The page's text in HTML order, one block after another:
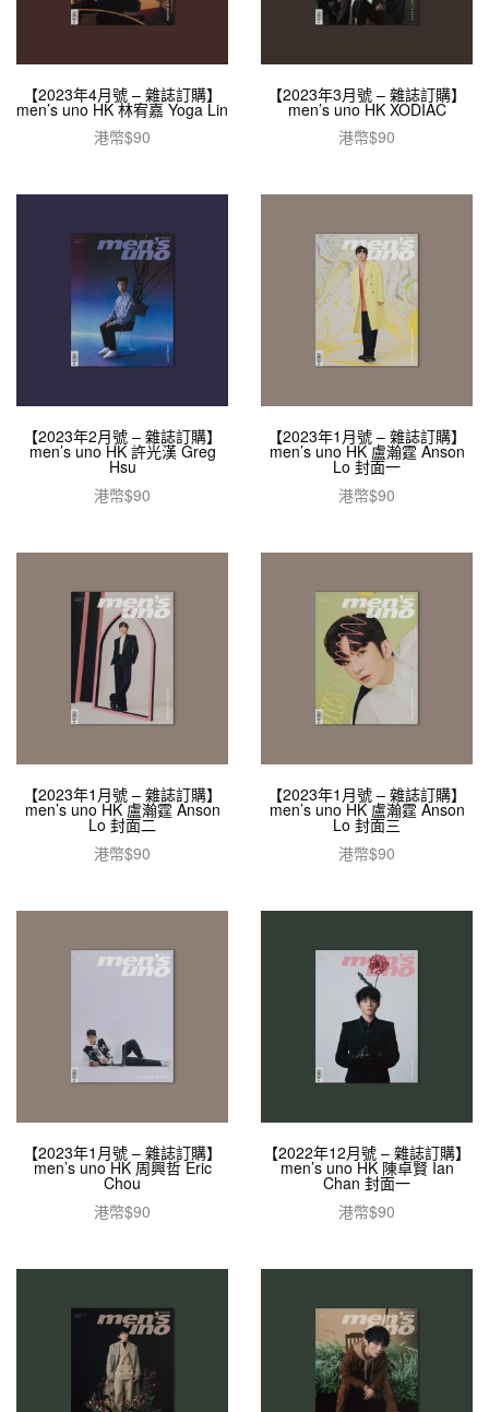
【2023年4月號 – 雜誌訂購】
men’s uno HK 林宥嘉 Yoga Lin
港幣$90
【2023年3月號 – 雜誌訂購】
men’s uno HK XODIAC
港幣$90
【2023年2月號 – 雜誌訂購】
men’s uno HK 許光漢 Greg
Hsu
港幣$90
【2023年1月號 – 雜誌訂購】
men’s uno HK 盧瀚霆 Anson
Lo 封面一
港幣$90
【2023年1月號 – 雜誌訂購】
men’s uno HK 盧瀚霆 Anson
Lo 封面二
港幣$90
【2023年1月號 – 雜誌訂購】
men’s uno HK 盧瀚霆 Anson
Lo 封面三
港幣$90
【2023年1月號 – 雜誌訂購】
men’s uno HK 周興哲 Eric
Chou
港幣$90
【2022年12月號 – 雜誌訂購】
men’s uno HK 陳卓賢 Ian
Chan 封面一
港幣$90